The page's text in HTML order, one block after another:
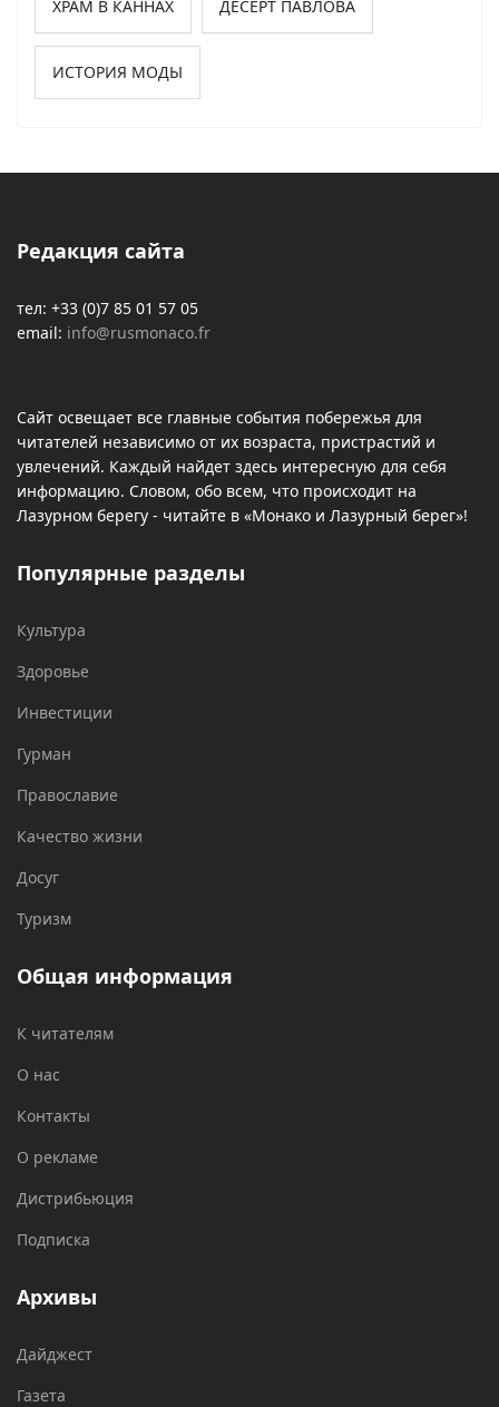
ХРАМ В КАННАХ ДЕСЕРТ ПАВЛОВА
ИСТОРИЯ МОДЫ
Редакция сайта
тел: +33 (0)7 85 01 57 05
email: info@rusmonaco.fr
Сайт освещает все главные события побережья для
читателей независимо от их возраста, пристрастий и
увлечений. Каждый найдет здесь интересную для себя
информацию. Словом, обо всем, что происходит на
Лазурном берегу - читайте в «Монако и Лазурный берег»!
Популярные разделы
Культура
Здоровье
Инвестиции
Гурман
Православие
Качество жизни
Досуг
Туризм
Общая информация
К читателям
О нас
Контакты
О рекламе
Дистрибьюция
Подписка
Архивы
Дайджест
Газета